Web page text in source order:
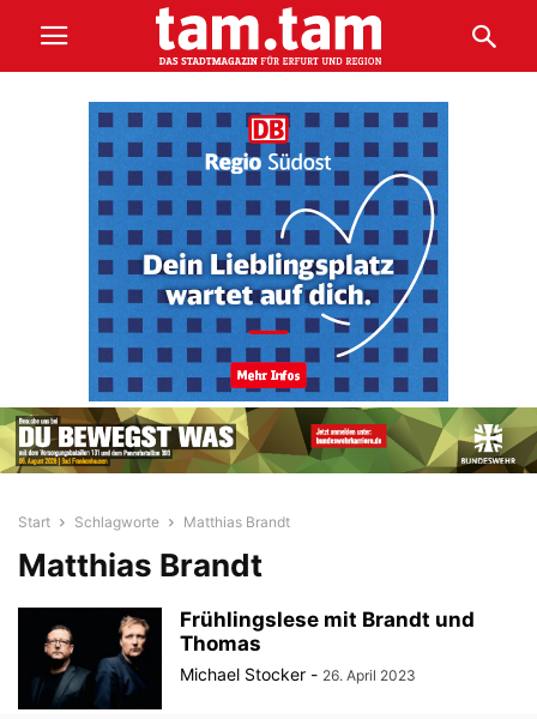
Start Schlagworte Matthias Brandt
Matthias Brandt
Frühlingslese mit Brandt und
Thomas
Michael Stocker - 26. April 2023